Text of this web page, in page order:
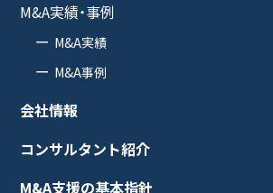
M&A実績・事例
M&A実績
M&A事例
会社情報
コンサルタント紹介
M&A支援の基本指針